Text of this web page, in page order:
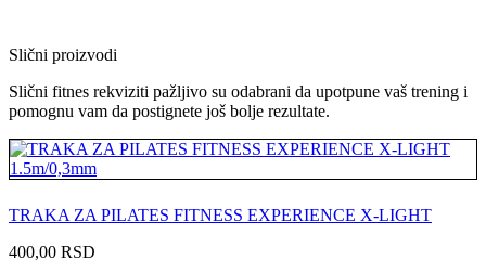
Slični proizvodi
Slični fitnes rekviziti pažljivo su odabrani da upotpune vaš trening i
pomognu vam da postignete još bolje rezultate.
TRAKA ZA PILATES FITNESS EXPERIENCE X-LIGHT
400,00 RSD